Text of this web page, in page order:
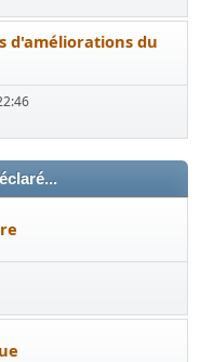
d'améliorations du